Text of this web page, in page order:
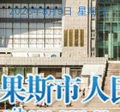
2026年8月9日 星期日